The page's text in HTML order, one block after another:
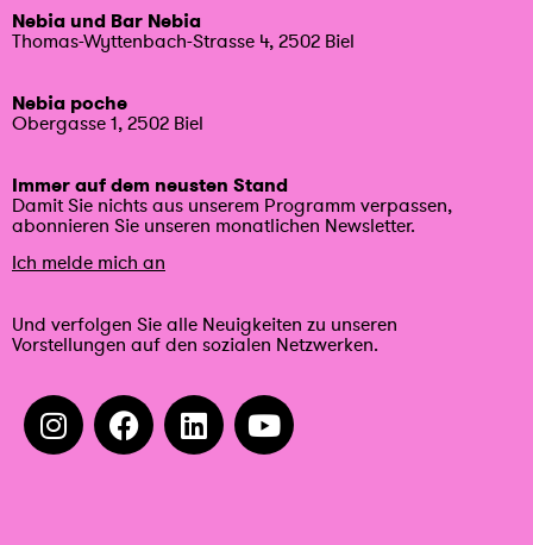
Nebia und Bar Nebia
Thomas-Wyttenbach-Strasse 4, 2502 Biel
Nebia poche
Obergasse 1, 2502 Biel
Immer auf dem neusten Stand
Damit Sie nichts aus unserem Programm verpassen,
abonnieren Sie unseren monatlichen Newsletter.
Ich melde mich an
Und verfolgen Sie alle Neuigkeiten zu unseren
Vorstellungen auf den sozialen Netzwerken.